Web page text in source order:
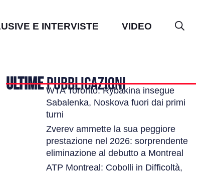
E INTERVISTE VIDEO
ULTIMEPUBBLICAZIONI
WTA Toronto: Rybakina insegue
Sabalenka, Noskova fuori dai primi
turni
Zverev ammette la sua peggiore
prestazione nel 2026: sorprendente
eliminazione al debutto a Montreal
ATP Montreal: Cobolli in Difficoltà,